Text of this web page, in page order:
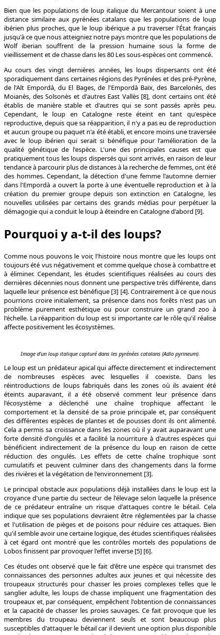
Bien que les populations de loup italique du Mercantour soient à une
distance similaire aux pyrénées catalans que les populations de loup
ibérien plus proches, que le loup ibérique a pu traverser l'État français
jusqu'à ce que nous atteigniez notre pays montre que les populations de
Wolf iberian souffrent de la pression humaine sous la forme de
vieillissement et de chasse dans les 80 Les sous-espèces ont commencé.
Au cours des vingt dernières années, les loups dispersants ont été
sporadiquement dans certaines régions des Pyrénées et des pré-Pyrène,
de l'Alt Empordà, du El Bages, de l'Empordà Baïx, des Barcelonès, des
Moianès, des Solsonès et d'autres East Vallès [8], dont certains ont été
établis de manière stable et d'autres qui se sont passés après peu.
Cependant, le loup en Catalogne reste éteint en tant qu'espèce
reproductive, depuis que sa réapparition, il n'y a pas eu de reproduction
et aucun groupe ou paquet n'a été établi, et encore moins une traversée
avec le loup ibérien qui serait si bénéfique pour l'amélioration de la
qualité génétique de l'espèce. L'une des principales causes est que
pratiquement tous les loups dispersés qui sont arrivés, en raison de leur
tendance à parcourir plus de distances à la recherche de femmes, ont été
des hommes. Cependant, la détection d'une femme l'automne dernier
dans l'Empordà a ouvert la porte à une éventuelle reproduction et à la
création du premier groupe depuis son extinction en Catalogne, les
nouvelles utilisées par certains des grands médias pour perpétuer la
démagogie qui a conduit le loup à éteindre en Catalogne d'abord [9].
Pourquoi y a-t-il des loups?
Comme nous pouvons le voir, l'histoire nous montre que les loups ont
toujours été vus négativement et comme quelque chose à combattre et
à éliminer. Cependant, les études scientifiques réalisées au cours des
dernières décennies nous donnent une perspective très différente, dans
laquelle leur présence est bénéfique [3] [4]. Contrairement à ce que nous
pourrions croire initialement, sa présence dans nos forêts n'est pas un
problème purement esthétique ou pour construire un grand zoo à
l'échelle. La réapparition du loup est si importante car le rôle qu'il réalise
affecte positivement les écosystèmes.
Image d'un loup italique capturé dans les pyrénées catalans (Adlo pyrineum).
Le loup est un prédateur apical qui affecte directement et indirectement
de nombreuses espèces avec lesquelles il coexiste. Dans les
réintroductions de loups fabriqués dans les zones où ils avaient été
éteints auparavant, il a été observé comment leur présence dans
l'écosystème a déclenché une chaîne trophique affectant le
comportement et la densité de sa proie principale et, par conséquent
des différentes espèces de plantes et de pousses dont ils ont alimenté.
Cela a permis sa croissance dans les zones où il y avait auparavant une
forte densité d'ongulés et a facilité la nourriture à d'autres espèces qui
bénéficient indirectement de la présence du loup en raison de cette
réduction des ongulés. Les effets de cette chaîne trophique sont
cumulatifs et peuvent culminer dans des changements dans la forme
des rivières et la végétation de l'environnement [3].
Le principal obstacle aux populations déjà installées dans le loup est la
croyance d'une partie du secteur de l'élevage selon laquelle la présence
de ce prédateur entraîne un risque d'attaques contre le bétail. Cela
indique que ses populations devraient être réglementées par la chasse
et l'utilisation de pièges et de poisons pour réduire ces attaques. Bien
qu'il semble avoir une certaine logique, des études scientifiques réalisées
à cet égard ont montré que les contrôles mortels des populations de
Lobos finissent par provoquer l'effet inverse [5] [6].
Ces études ont observé que le fait d'être une espèce qui transmet des
connaissances des personnes adultes aux jeunes et qui nécessite des
troupeaux structurés pour chasser les proies complexes telles que le
sanglier adulte, les loups de chasse impliquent une fragmentation des
troupeaux et, par conséquent, empêchent l'obtention de connaissances
et la capacité de chasser les proies sauvages. Ce fait provoque que les
membres du troupeau deviennent seuls et sont beaucoup plus
susceptibles d'attaquer le bétail car il devient une option plus disponible